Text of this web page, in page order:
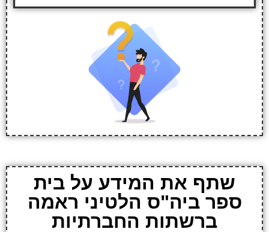
שתף את המידע על בית
ספר ביה"ס הלטיני ראמה
ברשתות החברתיות